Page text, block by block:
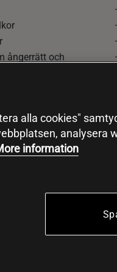
ångerrätt och
alla cookies"
analysera
information